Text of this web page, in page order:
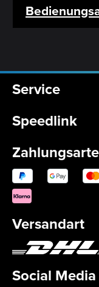
Service
Speedlink
Versandart
Social Media